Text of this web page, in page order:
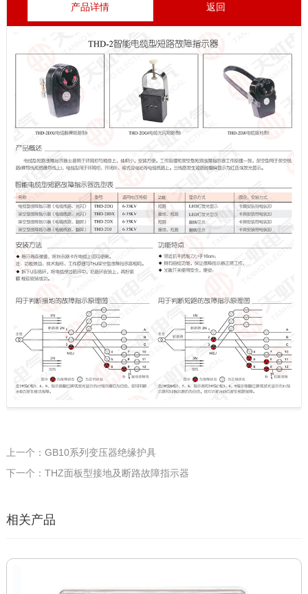
产品详情 返回
上一个：GB10系列变压器绝缘护具
下一个：THZ面板型接地及断路故障指示器
相关产品